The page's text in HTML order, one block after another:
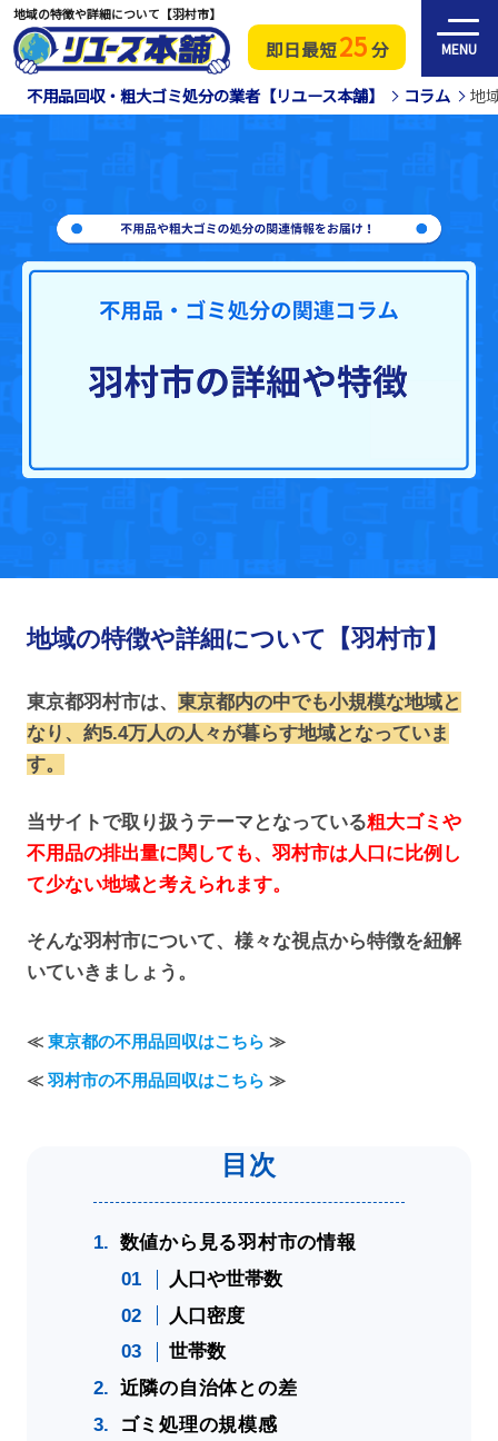
即日最短25分 MENU
地域の特徴や詳細について【羽村市】
不用品回収・粗大ゴミ処分の業者【リユース本舗】 コラム 地
地域の特徴や詳細について【羽村市】
東京都羽村市は、 東京都内の中でも小規模な地域と
なり、約5.4万人の人々が暮らす地域となっていま
す。
当サイトで取り扱うテーマとなっている粗大ゴミや
不用品の排出量に関しても、羽村市は人口に比例し
て少ない地域と考えられます。
そんな羽村市について、様々な視点から特徴を紐解
いていきましょう。
≪ 東京都の不用品回収はこちら ≫
≪ 羽村市の不用品回収はこちら ≫
数値から見る羽村市の情報
人口や世帯数
人口密度
世帯数
近隣の自治体との差
ゴミ処理の規模感